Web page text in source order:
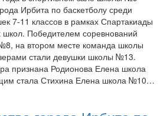
Ирбита по баскетболу среди
7-11 классов в рамках Спартакиады
Победителем соревнований
на втором месте команда школы
стали девушки школы №13.
признана Родионова Елена школа
стала Стихина Елена школа №10…